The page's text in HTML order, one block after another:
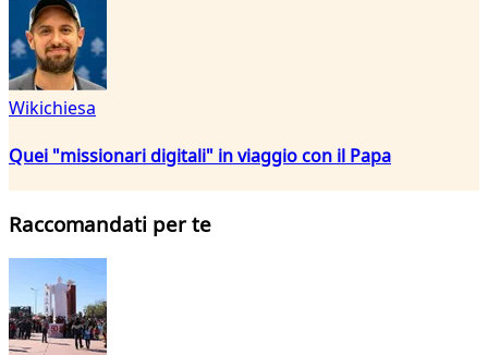
Wikichiesa
Quei "missionari digitali" in viaggio con il Papa
Raccomandati per te